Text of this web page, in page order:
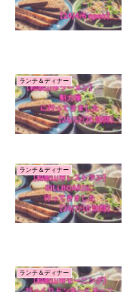
ランチ＆ディナー
ランチ＆ディナー
ランチ＆ディナー